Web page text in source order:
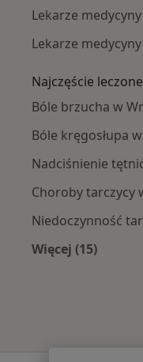
Lekarze
Lekarze
Najczęście
Bóle brzucha w
Bóle kręgosłupa
Nadciśnienie
Choroby tarczycy
Niedoczynność
Więcej (15)